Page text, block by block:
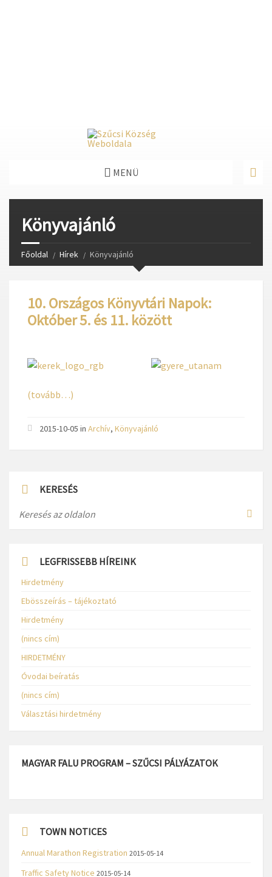
MENÜ
Könyvajánló
Főoldal Hírek Könyvajánló
10. Országos Könyvtári Napok:
Október 5. és 11. között
(tovább…)
2015-10-05 in Archív, Könyvajánló
KERESÉS
LEGFRISSEBB HÍREINK
Hirdetmény
Ebösszeírás – tájékoztató
Hirdetmény
(nincs cím)
HIRDETMÉNY
Óvodai beíratás
(nincs cím)
Választási hirdetmény
MAGYAR FALU PROGRAM – SZŰCSI PÁLYÁZATOK
TOWN NOTICES
Annual Marathon Registration 2015-05-14
Traffic Safety Notice 2015-05-14